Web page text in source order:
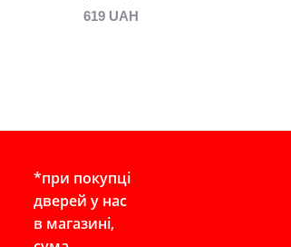
619 UAH
*при покупці
дверей у нас
в магазині,